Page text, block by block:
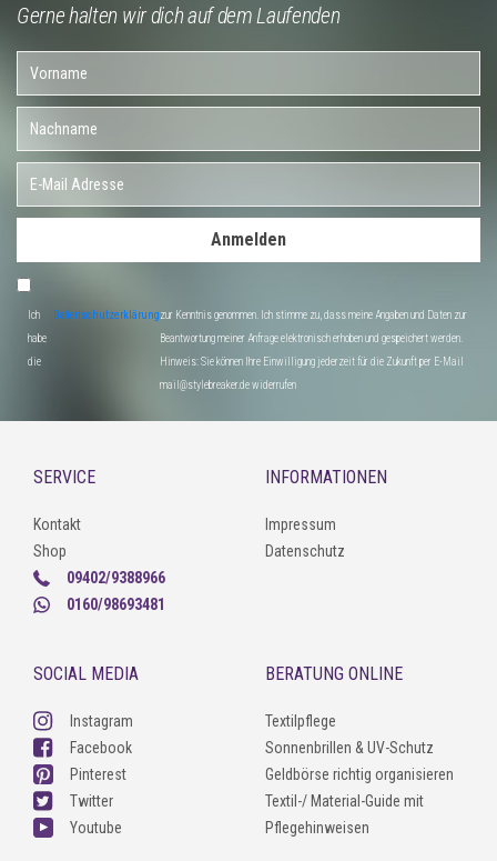
Gerne halten wir dich auf dem Laufenden
Anmelden
Ich
habe
die
Datenschutzerklärungzur Kenntnis genommen. Ich stimme zu, dass meine Angaben und Daten zur
Beantwortung meiner Anfrage elektronisch erhoben und gespeichert werden.
Hinweis: Sie können Ihre Einwilligung jederzeit für die Zukunft per E-Mail
mail@stylebreaker.de widerrufen
SERVICE
Kontakt
Shop
09402/9388966
0160/98693481
INFORMATIONEN
Impressum
Datenschutz
SOCIAL MEDIA
Instagram
Facebook
Pinterest
Twitter
Youtube
BERATUNG ONLINE
Textilpflege
Sonnenbrillen & UV-Schutz
Geldbörse richtig organisieren
Textil-/ Material-Guide mit
Pflegehinweisen